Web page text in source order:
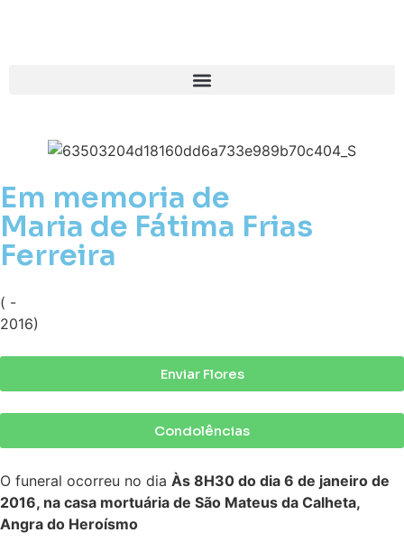
Em memoria de
Maria de Fátima Frias
Ferreira
( -
2016)
Enviar Flores
Condolências
O funeral ocorreu no dia Às 8H30 do dia 6 de janeiro de
2016, na casa mortuária de São Mateus da Calheta,
Angra do Heroísmo